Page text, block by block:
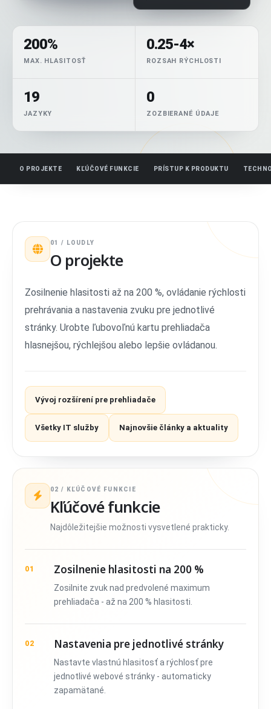
200%
MAX. HLASITOSŤ
0.25-4×
ROZSAH RÝCHLOSTI
19
JAZYKY
0
ZOZBIERANÉ ÚDAJE
O PROJEKTE KĽÚČOVÉ FUNKCIE PRÍSTUP K PRODUKTU
01 / LOUDLY
O projekte
Zosilnenie hlasitosti až na 200 %, ovládanie rýchlosti
prehrávania a nastavenia zvuku pre jednotlivé
stránky. Urobte ľubovoľnú kartu prehliadača
hlasnejšou, rýchlejšou alebo lepšie ovládanou.
Vývoj rozšírení pre prehliadače
Všetky IT služby Najnovšie články a aktuality
02 / KĽÚČOVÉ FUNKCIE
Kľúčové funkcie
Najdôležitejšie možnosti vysvetlené prakticky.
01 Zosilnenie hlasitosti na 200 %
Zosilnite zvuk nad predvolené maximum
prehliadača - až na 200 % hlasitosti.
02 Nastavenia pre jednotlivé stránky
Nastavte vlastnú hlasitosť a rýchlosť pre
jednotlivé webové stránky - automaticky
zapamätané.